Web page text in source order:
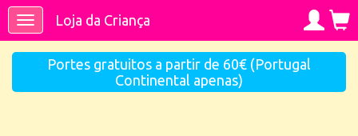
ToggleLoja da Criança
Portes gratuitos a partir de 60€ (Portugal
Continental apenas)